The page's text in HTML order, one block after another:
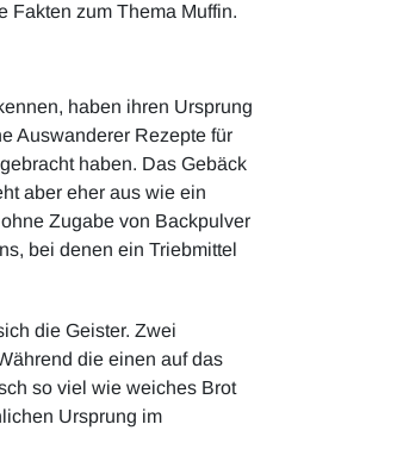
Fakten zum Thema Muffin.
haben ihren Ursprung
Auswanderer Rezepte für
haben. Das Gebäck
aber eher aus wie ein
Zugabe von Backpulver
bei denen ein Triebmittel
die Geister. Zwei
die einen auf das
so viel wie weiches Brot
Ursprung im